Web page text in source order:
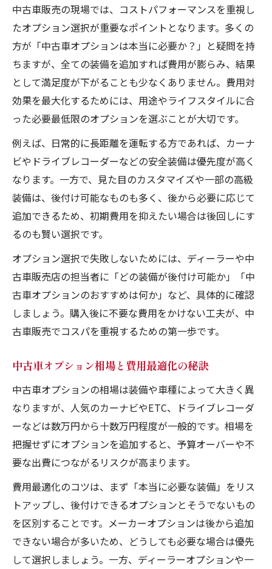
中古車販売の現場では、コストパフォーマンスを重視し
たオプション選択が重要なポイントとなります。多くの
方が「中古車オプションは本当に必要か？」と疑問を持
ちますが、全ての装備を追加すれば費用が膨らみ、結果
として満足度が下がることも少なくありません。費用対
効果を最大化するためには、用途やライフスタイルに合
った必要最低限のオプションを選ぶことが大切です。
例えば、日常的に長距離を運転する方であれば、カーナ
ビやドライブレコーダーなどの安全装備は優先度が高く
なります。一方で、見た目のカスタマイズや一部の高級
装備は、後付け可能なものも多く、後から必要に応じて
追加できるため、初期費用を抑えたい場合は後回しにす
るのも賢い選択です。
オプション選択で失敗しないためには、ディーラーや中
古車販売店の担当者に「どの装備が後付け可能か」「中
古車オプションのおすすめは何か」など、具体的に確認
しましょう。購入後に不要な費用をかけない工夫が、中
古車販売でコスパを重視するための第一歩です。
中古車オプション相場と費用最適化の秘訣
中古車オプションの相場は装備や車種によって大きく異
なりますが、人気のカーナビやETC、ドライブレコーダ
ーなどは数万円から十数万円程度が一般的です。相場を
把握せずにオプションを追加すると、予算オーバーや不
要な出費につながるリスクが高まります。
費用最適化のコツは、まず「本当に必要な装備」をリス
トアップし、後付けできるオプションとそうでないもの
を区別することです。メーカーオプションは後から追加
できない場合が多いため、どうしても必要な場合は優先
して選択しましょう。一方、ディーラーオプションや一